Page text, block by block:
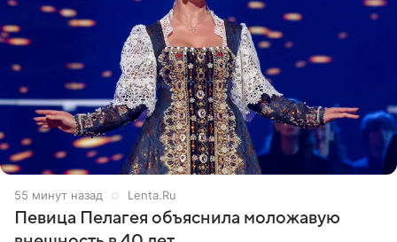
55 минут назад Lenta.Ru
Певица Пелагея объяснила моложавую